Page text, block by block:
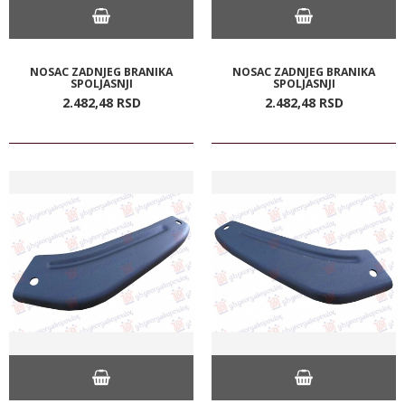
NOSAC ZADNJEG BRANIKA
SPOLJASNJI
2.482,48 RSD
NOSAC ZADNJEG BRANIKA
SPOLJASNJI
2.482,48 RSD